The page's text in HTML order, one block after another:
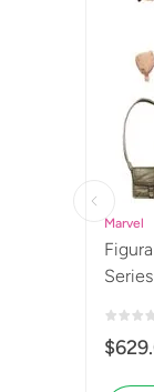
Marvel
$629.